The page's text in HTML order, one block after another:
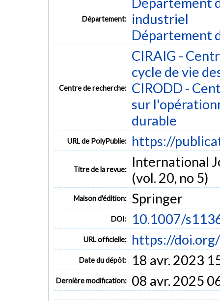
Département:
industriel
Département
Centre de recherche:
CIRAIG -
cycle de vie
CIRODD -
sur
durable
URL de PolyPublie: https://
Titre de la revue:
International
(vol. 20, no 5)
Maison d'édition: Springer
DOI: 10.1007/
URL officielle: https://
Date du dépôt: 18 avr. 2023
Dernière modification: 08 avr. 2025